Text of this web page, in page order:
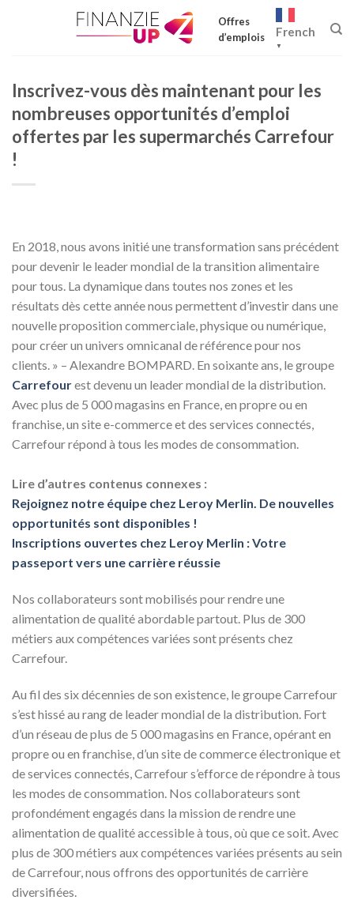
Offres
d’emplois
French
▼
Inscrivez-vous dès maintenant pour les
nombreuses opportunités d’emploi
offertes par les supermarchés Carrefour
!
En 2018, nous avons initié une transformation sans précédent
pour devenir le leader mondial de la transition alimentaire
pour tous. La dynamique dans toutes nos zones et les
résultats dès cette année nous permettent d’investir dans une
nouvelle proposition commerciale, physique ou numérique,
pour créer un univers omnicanal de référence pour nos
clients. » – Alexandre BOMPARD. En soixante ans, le groupe
Carrefourest devenu un leader mondial de la distribution.
Avec plus de 5 000 magasins en France, en propre ou en
franchise, un site e-commerce et des services connectés,
Carrefour répond à tous les modes de consommation.
Lire d’autres contenus connexes :
Rejoignez notre équipe chez Leroy Merlin. De nouvelles
opportunités sont disponibles !
Inscriptions ouvertes chez Leroy Merlin : Votre
passeport vers une carrière réussie
Nos collaborateurs sont mobilisés pour rendre une
alimentation de qualité abordable partout. Plus de 300
métiers aux compétences variées sont présents chez
Carrefour.
Au fil des six décennies de son existence, le groupe Carrefour
s’est hissé au rang de leader mondial de la distribution. Fort
d’un réseau de plus de 5 000 magasins en France, opérant en
propre ou en franchise, d’un site de commerce électronique et
de services connectés, Carrefour s’efforce de répondre à tous
les modes de consommation. Nos collaborateurs sont
profondément engagés dans la mission de rendre une
alimentation de qualité accessible à tous, où que ce soit. Avec
plus de 300 métiers aux compétences variées présents au sein
de Carrefour, nous offrons des opportunités de carrière
diversifiées.